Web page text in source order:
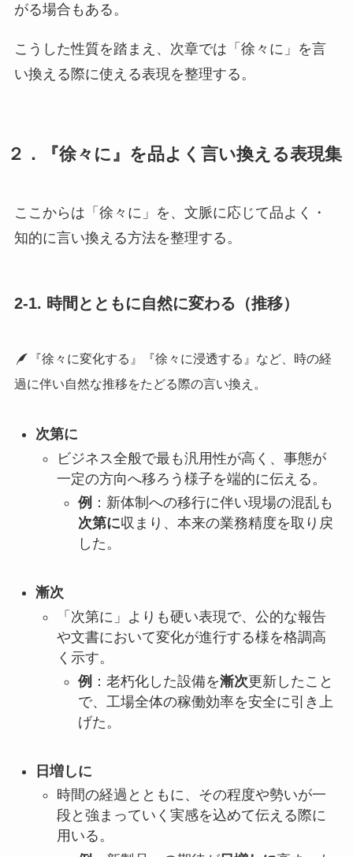
がる場合もある。
こうした性質を踏まえ、次章では「徐々に」を言
い換える際に使える表現を整理する。
２．『徐々に』を品よく言い換える表現集
ここからは「徐々に」を、文脈に応じて品よく・
知的に言い換える方法を整理する。
2-1. 時間とともに自然に変わる（推移）
『徐々に変化する』『徐々に浸透する』など、時の経
過に伴い自然な推移をたどる際の言い換え。
次第に
ビジネス全般で最も汎用性が高く、事態が
一定の方向へ移ろう様子を端的に伝える。
例 ：新体制への移行に伴い現場の混乱も
次第に収まり、本来の業務精度を取り戻
した。
漸次
「次第に」よりも硬い表現で、公的な報告
や文書において変化が進行する様を格調高
く示す。
例 ：老朽化した設備を漸次更新したこと
で、工場全体の稼働効率を安全に引き上
げた。
日増しに
時間の経過とともに、その程度や勢いが一
段と強まっていく実感を込めて伝える際に
用いる。